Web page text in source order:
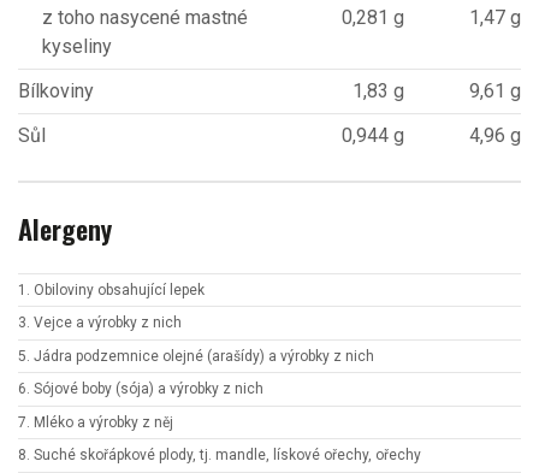
z toho nasycené mastné
kyseliny
0,281 g
1,47 g
Bílkoviny 1,83 g
9,61 g
Sůl
0,944 g 4,96 g
Alergeny
1. Obiloviny obsahující lepek
3. Vejce a výrobky z nich
5. Jádra podzemnice olejné (arašídy) a výrobky z nich
6. Sójové boby (sója) a výrobky z nich
7. Mléko a výrobky z něj
8. Suché skořápkové plody, tj. mandle, lískové ořechy, ořechy